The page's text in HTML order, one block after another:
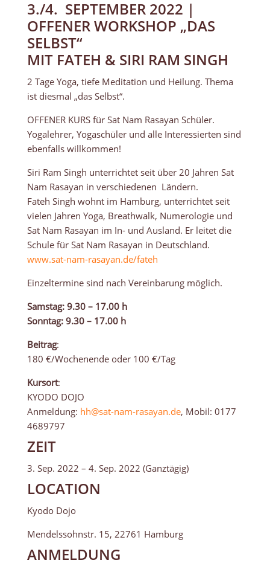
3./4. SEPTEMBER 2022 |
OFFENER WORKSHOP „DAS
SELBST“
MIT FATEH & SIRI RAM SINGH
2 Tage Yoga, tiefe Meditation und Heilung. Thema
ist diesmal „das Selbst“.
OFFENER KURS für Sat Nam Rasayan Schüler.
Yogalehrer, Yogaschüler und alle Interessierten sind
ebenfalls willkommen!
Siri Ram Singh unterrichtet seit über 20 Jahren Sat
Nam Rasayan in verschiedenen Ländern.
Fateh Singh wohnt im Hamburg, unterrichtet seit
vielen Jahren Yoga, Breathwalk, Numerologie und
Sat Nam Rasayan im In- und Ausland. Er leitet die
Schule für Sat Nam Rasayan in Deutschland.
www.sat-nam-rasayan.de/fateh
Einzeltermine sind nach Vereinbarung möglich.
Samstag: 9.30 – 17.00 h
Sonntag: 9.30 – 17.00 h
Beitrag:
180 €/Wochenende oder 100 €/Tag
Kursort:
KYODO DOJO
Anmeldung: hh@sat-nam-rasayan.de, Mobil: 0177
4689797
ZEIT
3. Sep. 2022 – 4. Sep. 2022 (Ganztägig)
LOCATION
Kyodo Dojo
Mendelssohnstr. 15, 22761 Hamburg
ANMELDUNG